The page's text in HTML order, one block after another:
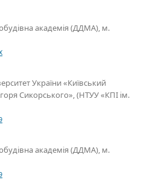
академія (ДДМА), м.
України «Київський
Сикорського», (НТУУ «КПІ ім.
академія (ДДMA), м.